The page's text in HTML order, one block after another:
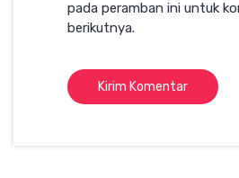
pada peramban ini untuk
berikutnya.